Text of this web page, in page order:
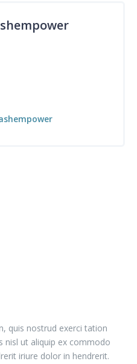
quis nostrud exerci tation
nisl ut aliquip ex commodo
iriure dolor in hendrerit.